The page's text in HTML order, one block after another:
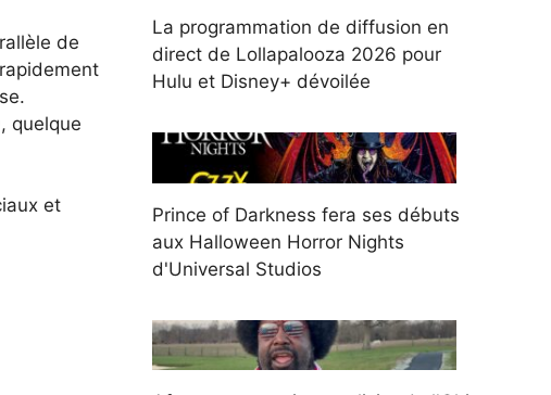
de
quelque
et
La programmation de diffusion en
direct de Lollapalooza 2026 pour
Hulu et Disney+ dévoilée
Prince of Darkness fera ses débuts
aux Halloween Horror Nights
d'Universal Studios